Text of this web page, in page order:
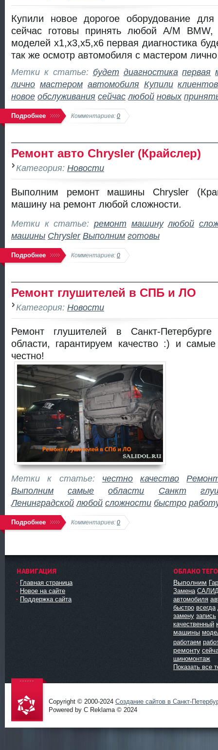
Купили новое дорогое оборудование
сейчас готовы принять любой А/М
моделей x1,x3,x5,x6 первая диагностика
так же осмотр автомобиля с мастером
Метки к статье: будет диагностика первая
лично мастером автомобиля Купили клиентов
новое обслуживания сейчас любой новых
Подробнее Комментариев: 0
Ремонт авто Chrysler (Крайслер)
Категория: Новости
Выполним ремонт машины Chrysler
машину на ремонт любой сложности.
Метки к статье: ремонт машину любой
машины Chrysler Выполним готовы
Подробнее Комментариев: 0
Ремонт глушителей в СПБ и ЛО
Категория: Новости
Ремонт глушителей в Санкт-
области, гарантируем качество :) и
честно!
Метки к статье: честно качество
Выполним
самые области Санкт
Ленинградской любой сложности быстро
Подробнее Комментариев: 0
НАВИГАЦИЯ
Главная страница
Новое на сайте
Поддержка сайта
ОБЛАКО
Выполним
Замена
автомобиля
быстро всегда
замену запись
качественный
машины
работаем
ремонту
шиномонтаж
Показать все
Проект
Copyright © 2000-2024 Создание сайтов в Санкт-
Powered by C Reklama © 2024